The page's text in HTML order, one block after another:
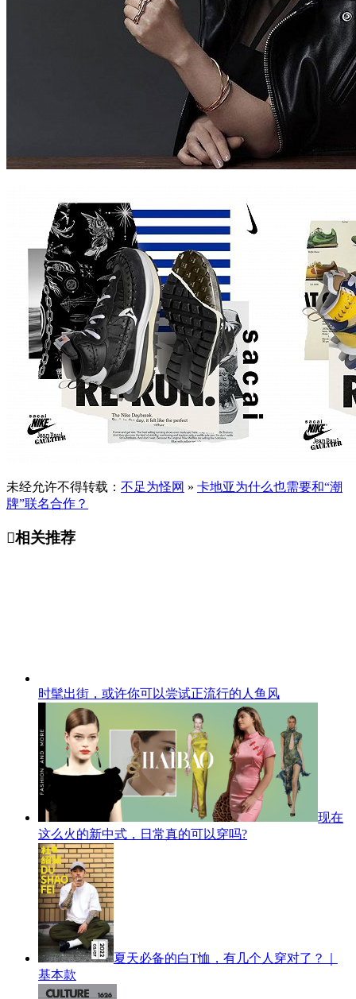
未经允许不得转载： 不足为怪网 » 卡地亚为什么也需要和“潮
牌”联名合作？
相关推荐
时髦出街，或许你可以尝试正流行的人鱼风
现在
这么火的新中式，日常真的可以穿吗?
夏天必备的白T恤，有几个人穿对了？｜
基本款